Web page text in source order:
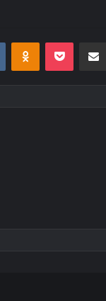
VKontakteOdnoklassniki
Pocket